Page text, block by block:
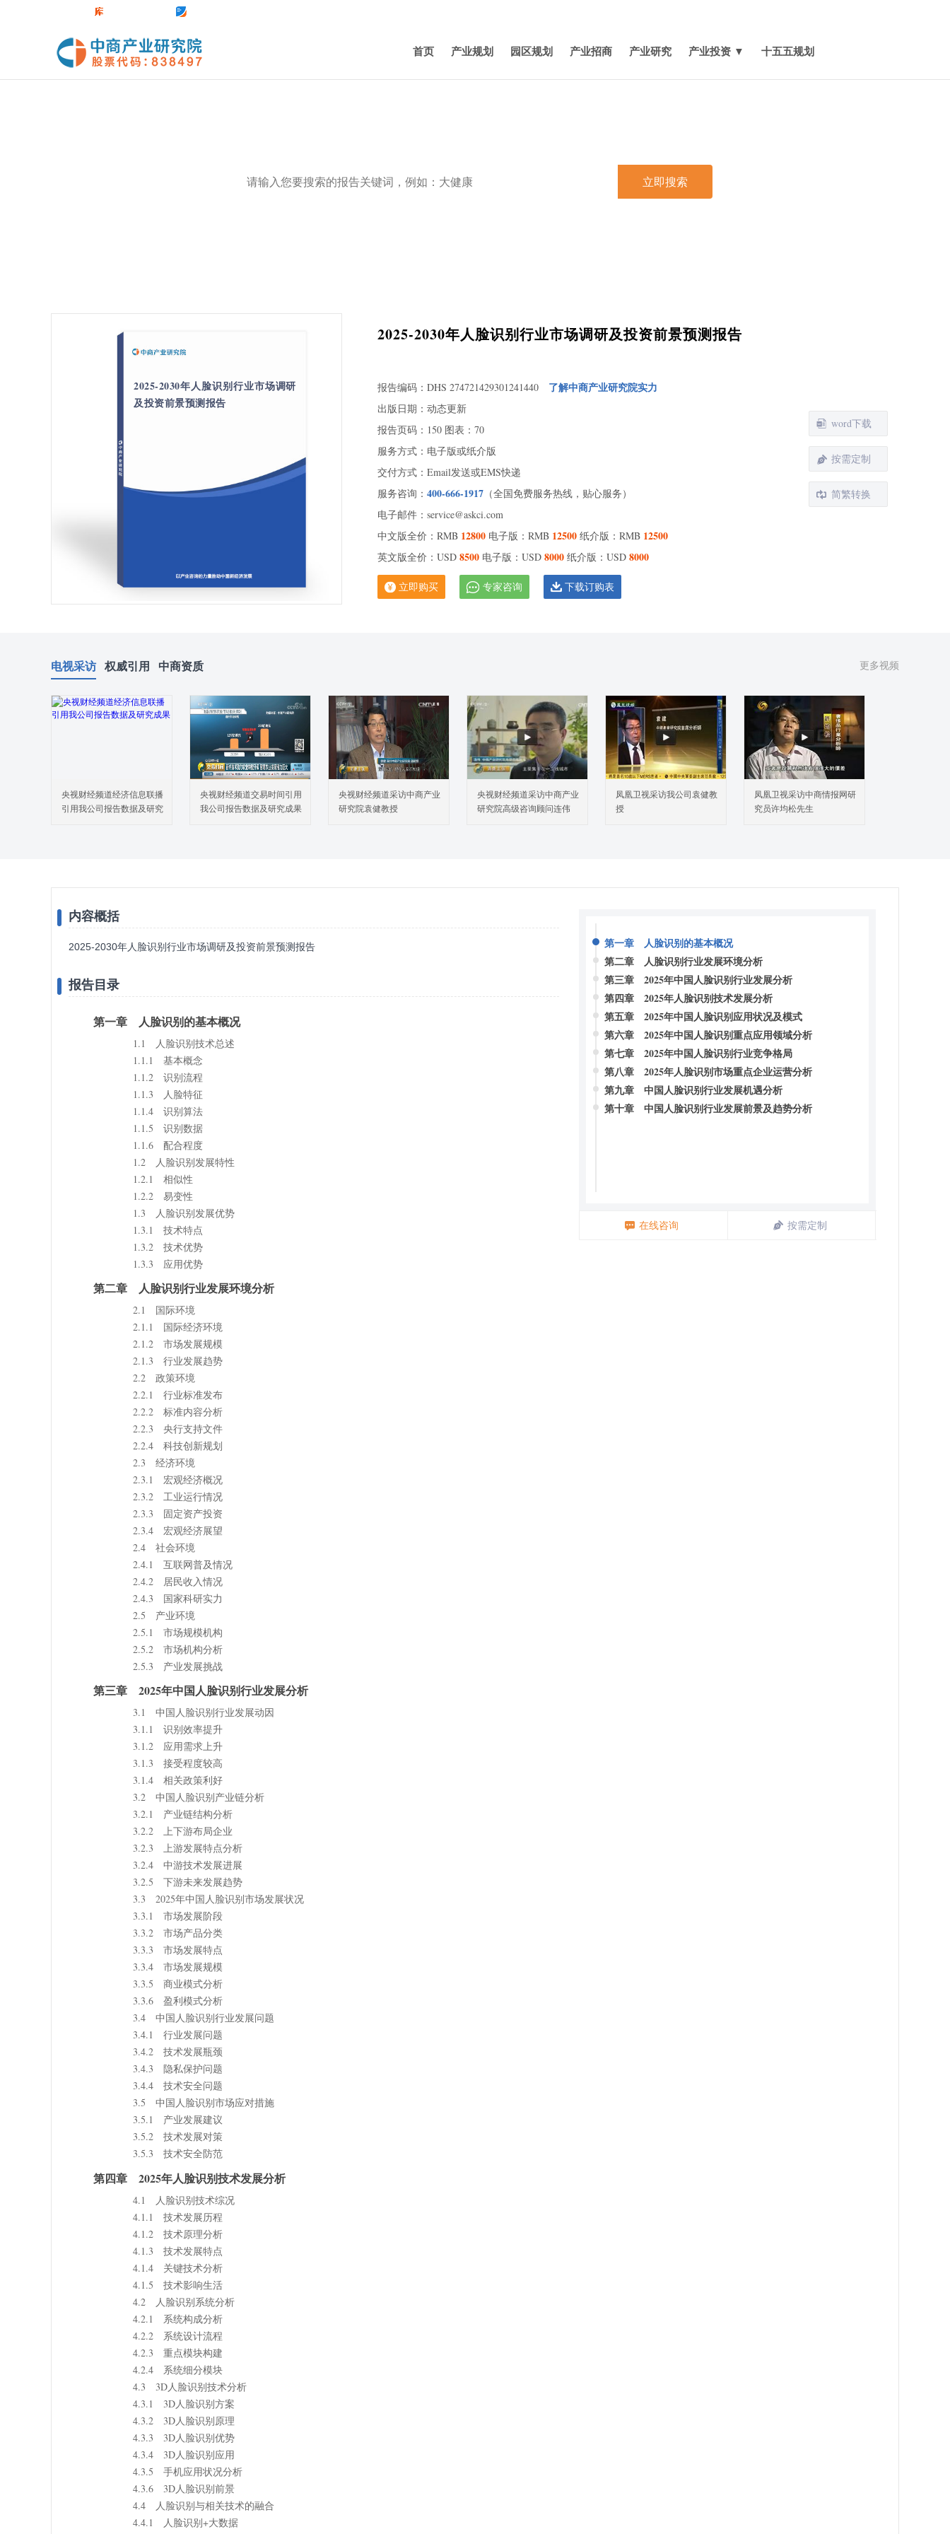
首页 产业规划 园区规划 产业招商 产业研究 产业投资 ▼ 十五五规划
立即搜索
2025-2030年人脸识别行业市场调研
及投资前景预测报告
2025-2030年人脸识别行业市场调研及投资前景预测报告
报告编码：DHS 274721429301241440 了解中商产业研究院实力
出版日期：动态更新
报告页码：150 图表：70
服务方式：电子版或纸介版
交付方式：Email发送或EMS快递
服务咨询： 400-666-1917 （全国免费服务热线，贴心服务）
电子邮件：service@askci.com
中文版全价：RMB 12800 电子版：RMB 12500 纸介版：RMB 12500
英文版全价：USD 8500 电子版：USD 8000 纸介版：USD 8000
立即购买 专家咨询 下载订购表
word下载
按需定制
简繁转换
电视采访 权威引用 中商资质
央视财经频道经济信息联播
引用我公司报告数据及研究
央视财经频道交易时间引用
我公司报告数据及研究成果
央视财经频道采访中商产业
研究院袁健教授
央视财经频道采访中商产业
研究院高级咨询顾问连伟
凤凰卫视采访我公司袁健教
授
凤凰卫视采访中商情报网研
究员许均松先生
更多视频
内容概括
2025-2030年人脸识别行业市场调研及投资前景预测报告
报告目录
第一章 人脸识别的基本概况
1.1 人脸识别技术总述
1.1.1 基本概念
1.1.2 识别流程
1.1.3 人脸特征
1.1.4 识别算法
1.1.5 识别数据
1.1.6 配合程度
1.2 人脸识别发展特性
1.2.1 相似性
1.2.2 易变性
1.3 人脸识别发展优势
1.3.1 技术特点
1.3.2 技术优势
1.3.3 应用优势
第二章 人脸识别行业发展环境分析
2.1 国际环境
2.1.1 国际经济环境
2.1.2 市场发展规模
2.1.3 行业发展趋势
2.2 政策环境
2.2.1 行业标准发布
2.2.2 标准内容分析
2.2.3 央行支持文件
2.2.4 科技创新规划
2.3 经济环境
2.3.1 宏观经济概况
2.3.2 工业运行情况
2.3.3 固定资产投资
2.3.4 宏观经济展望
2.4 社会环境
2.4.1 互联网普及情况
2.4.2 居民收入情况
2.4.3 国家科研实力
2.5 产业环境
2.5.1 市场规模机构
2.5.2 市场机构分析
2.5.3 产业发展挑战
第三章 2025年中国人脸识别行业发展分析
3.1 中国人脸识别行业发展动因
3.1.1 识别效率提升
3.1.2 应用需求上升
3.1.3 接受程度较高
3.1.4 相关政策利好
3.2 中国人脸识别产业链分析
3.2.1 产业链结构分析
3.2.2 上下游布局企业
3.2.3 上游发展特点分析
3.2.4 中游技术发展进展
3.2.5 下游未来发展趋势
3.3 2025年中国人脸识别市场发展状况
3.3.1 市场发展阶段
3.3.2 市场产品分类
3.3.3 市场发展特点
3.3.4 市场发展规模
3.3.5 商业模式分析
3.3.6 盈利模式分析
3.4 中国人脸识别行业发展问题
3.4.1 行业发展问题
3.4.2 技术发展瓶颈
3.4.3 隐私保护问题
3.4.4 技术安全问题
3.5 中国人脸识别市场应对措施
3.5.1 产业发展建议
3.5.2 技术发展对策
3.5.3 技术安全防范
第四章 2025年人脸识别技术发展分析
4.1 人脸识别技术综况
4.1.1 技术发展历程
4.1.2 技术原理分析
4.1.3 技术发展特点
4.1.4 关键技术分析
4.1.5 技术影响生活
4.2 人脸识别系统分析
4.2.1 系统构成分析
4.2.2 系统设计流程
4.2.3 重点模块构建
4.2.4 系统细分模块
4.3 3D人脸识别技术分析
4.3.1 3D人脸识别方案
4.3.2 3D人脸识别原理
4.3.3 3D人脸识别优势
4.3.4 3D人脸识别应用
4.3.5 手机应用状况分析
4.3.6 3D人脸识别前景
4.4 人脸识别与相关技术的融合
4.4.1 人脸识别+大数据
第一章 人脸识别的基本概况
第二章 人脸识别行业发展环境分析
第三章 2025年中国人脸识别行业发展分析
第四章 2025年人脸识别技术发展分析
第五章 2025年中国人脸识别应用状况及模式
第六章 2025年中国人脸识别重点应用领域分析
第七章 2025年中国人脸识别行业竞争格局
第八章 2025年人脸识别市场重点企业运营分析
第九章 中国人脸识别行业发展机遇分析
第十章 中国人脸识别行业发展前景及趋势分析
在线咨询 按需定制